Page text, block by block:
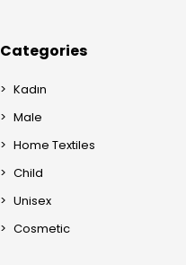
Categories
Kadın
Male
Home Textiles
Child
Unisex
Cosmetic